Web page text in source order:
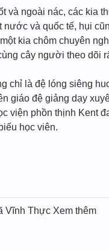
và ngoài nác, các kia
và quốc tế, hụi
kia chôm chuyên
cây người theo dõi
chỉ là đệ lóng siêng
giáo đệ giảng dạy
viện phồn thịnh Kent
học viên.
Vĩnh Thực Xem thêm